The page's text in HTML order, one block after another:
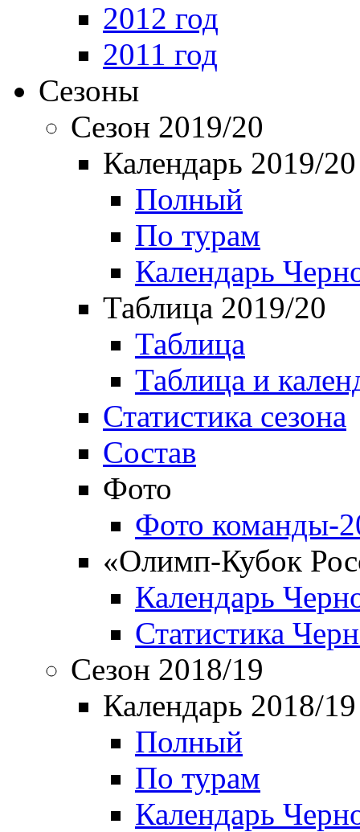
2012 год
2011 год
Сезоны
Сезон 2019/20
Календарь 2019/20
Полный
По турам
Календарь
Таблица 2019/20
Таблица
Таблица и
Статистика сезона
Состав
Фото
Фото команды-
«Олимп-Кубок
Календарь
Статистика
Сезон 2018/19
Календарь 2018/19
Полный
По турам
Календарь